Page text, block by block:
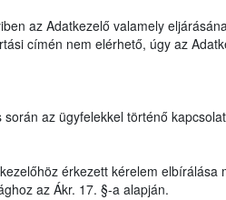
az Adatkezelő valamely
címén nem elérhető, úgy az
az ügyfelekkel történő
érkezett kérelem elbírálása
az Ákr. 17. §-a alapján.